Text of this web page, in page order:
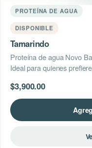
PROTEÍNA DE AGUA
DISPONIBLE
Tamarindo
Proteína de agua Novo
Ideal para quienes
$3,900.00